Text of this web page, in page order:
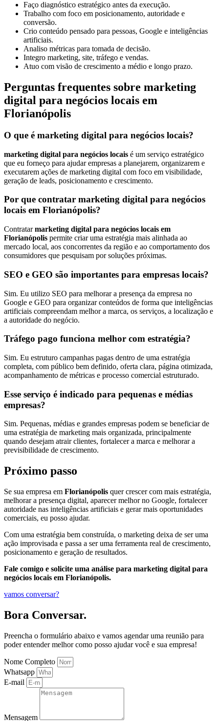
Faço diagnóstico estratégico antes da execução.
Trabalho com foco em posicionamento, autoridade e
conversão.
Crio conteúdo pensado para pessoas, Google e inteligências
artificiais.
Analiso métricas para tomada de decisão.
Integro marketing, site, tráfego e vendas.
Atuo com visão de crescimento a médio e longo prazo.
Perguntas frequentes sobre marketing
digital para negócios locais em
Florianópolis
O que é marketing digital para negócios locais?
marketing digital para negócios locais é um serviço estratégico
que eu forneço para ajudar empresas a planejarem, organizarem e
executarem ações de marketing digital com foco em visibilidade,
geração de leads, posicionamento e crescimento.
Por que contratar marketing digital para negócios
locais em Florianópolis?
Contratarmarketing digital para negócios locais em
Florianópolis permite criar uma estratégia mais alinhada ao
mercado local, aos concorrentes da região e ao comportamento dos
consumidores que pesquisam por soluções próximas.
SEO e GEO são importantes para empresas locais?
Sim. Eu utilizo SEO para melhorar a presença da empresa no
Google e GEO para organizar conteúdos de forma que inteligências
artificiais compreendam melhor a marca, os serviços, a localização e
a autoridade do negócio.
Tráfego pago funciona melhor com estratégia?
Sim. Eu estruturo campanhas pagas dentro de uma estratégia
completa, com público bem definido, oferta clara, página otimizada,
acompanhamento de métricas e processo comercial estruturado.
Esse serviço é indicado para pequenas e médias
empresas?
Sim. Pequenas, médias e grandes empresas podem se beneficiar de
uma estratégia de marketing mais organizada, principalmente
quando desejam atrair clientes, fortalecer a marca e melhorar a
previsibilidade de crescimento.
Próximo passo
Se sua empresa em Florianópolis quer crescer com mais estratégia,
melhorar a presença digital, aparecer melhor no Google, fortalecer
autoridade nas inteligências artificiais e gerar mais oportunidades
comerciais, eu posso ajudar.
Com uma estratégia bem construída, o marketing deixa de ser uma
ação improvisada e passa a ser uma ferramenta real de crescimento,
posicionamento e geração de resultados.
Fale comigo e solicite uma análise para marketing digital para
negócios locais em Florianópolis.
vamos conversar?
Bora Conversar.
Preencha o formulário abaixo e vamos agendar uma reunião para
poder entender melhor como posso ajudar você e sua empresa!
Nome Completo
Whatsapp
E-mail
Mensagem